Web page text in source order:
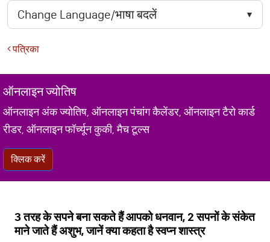
पत्रिका
ऑनलाइन ज्योतिष
ऑनलाइन अंक ज्योतिष, ऑनलाइन पंचांग कैलेंडर, ऑनलाइन टैरो कार्ड
रीडर, ऑनलाइन फॉर्च्यून कुकी, मैच टूल्स
क्लिक करें
3 तरह के सपने बना सकते हैं आपको धनवान, 2 सपनों के संकेत
माने जाते हैं अशुभ, जानें क्या कहता है स्वप्न शास्त्र